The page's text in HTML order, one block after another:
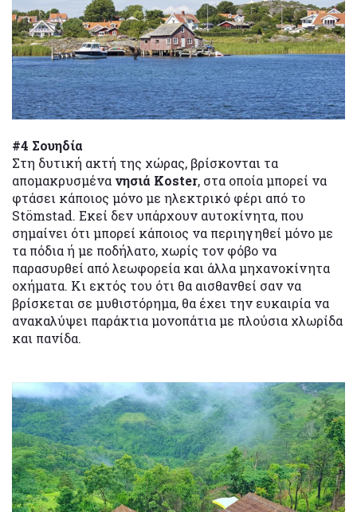
#4 Σουηδία
Στη δυτική ακτή της χώρας, βρίσκονται τα
απομακρυσμένα νησιά Koster, στα οποία μπορεί να
φτάσει κάποιος μόνο με ηλεκτρικό φέρι από το
Stömstad. Εκεί δεν υπάρχουν αυτοκίνητα, που
σημαίνει ότι μπορεί κάποιος να περιηγηθεί μόνο με
τα πόδια ή με ποδήλατο, χωρίς τον φόβο να
παρασυρθεί από λεωφορεία και άλλα μηχανοκίνητα
οχήματα. Κι εκτός του ότι θα αισθανθεί σαν να
βρίσκεται σε μυθιστόρημα, θα έχει την ευκαιρία να
ανακαλύψει παράκτια μονοπάτια με πλούσια χλωρίδα
και πανίδα.